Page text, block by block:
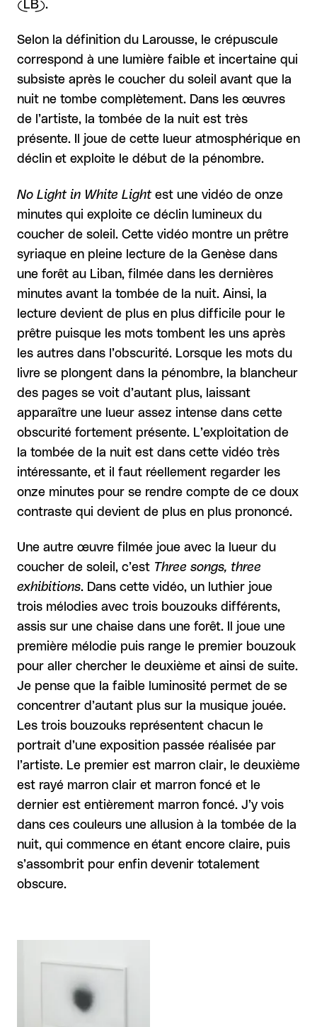
(LB).
Selon la définition du Larousse, le crépuscule
correspond à une lumière faible et incertaine qui
subsiste après le coucher du soleil avant que la
nuit ne tombe complètement. Dans les œuvres
de l’artiste, la tombée de la nuit est très
présente. Il joue de cette lueur atmosphérique en
déclin et exploite le début de la pénombre.
No Light in White Lightest une vidéo de onze
minutes qui exploite ce déclin lumineux du
coucher de soleil. Cette vidéo montre un prêtre
syriaque en pleine lecture de la Genèse dans
une forêt au Liban, filmée dans les dernières
minutes avant la tombée de la nuit. Ainsi, la
lecture devient de plus en plus difficile pour le
prêtre puisque les mots tombent les uns après
les autres dans l’obscurité. Lorsque les mots du
livre se plongent dans la pénombre, la blancheur
des pages se voit d’autant plus, laissant
apparaître une lueur assez intense dans cette
obscurité fortement présente. L’exploitation de
la tombée de la nuit est dans cette vidéo très
intéressante, et il faut réellement regarder les
onze minutes pour se rendre compte de ce doux
contraste qui devient de plus en plus prononcé.
Une autre œuvre filmée joue avec la lueur du
coucher de soleil, c’est Three songs, three
exhibitions. Dans cette vidéo, un luthier joue
trois mélodies avec trois bouzouks différents,
assis sur une chaise dans une forêt. Il joue une
première mélodie puis range le premier bouzouk
pour aller chercher le deuxième et ainsi de suite.
Je pense que la faible luminosité permet de se
concentrer d’autant plus sur la musique jouée.
Les trois bouzouks représentent chacun le
portrait d’une exposition passée réalisée par
l’artiste. Le premier est marron clair, le deuxième
est rayé marron clair et marron foncé et le
dernier est entièrement marron foncé. J’y vois
dans ces couleurs une allusion à la tombée de la
nuit, qui commence en étant encore claire, puis
s’assombrit pour enfin devenir totalement
obscure.